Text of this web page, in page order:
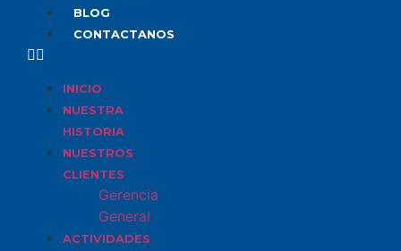
BLOG
CONTACTANOS
INICIO
NUESTRA
HISTORIA
NUESTROS
CLIENTES
Gerencia
General
ACTIVIDADES